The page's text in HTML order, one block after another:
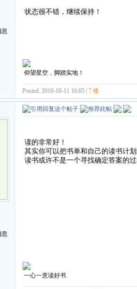
状态很不错，继续保持！
仰望星空，脚踏实地！
Posted: 2010-10-11 16:05 | 7 楼
读的非常好！
其实你可以把书单和自己的读书计
读书或许不是一个寻找确定答案的
一心一意读好书